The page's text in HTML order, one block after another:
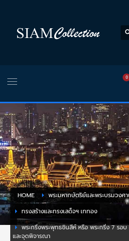
HOME พระมหากษัตริย์และพระบรมวงศ
ทรงสร้างและทรงเสด็จฯ เททอง
พระกริ่งพระพุทธชินสีห์ หรือ พระกริ่ง 7 รอ
และจุดพิจารณา